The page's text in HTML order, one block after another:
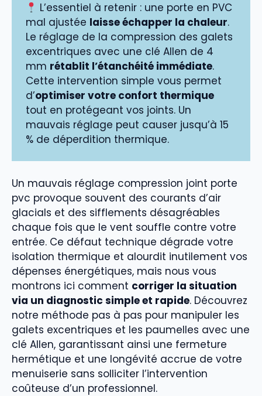
L’essentiel à retenir : une porte en PVC
mal ajustée laisse échapper la chaleur.
Le réglage de la compression des galets
excentriques avec une clé Allen de 4
mm rétablit l’étanchéité immédiate.
Cette intervention simple vous permet
d’optimiser votre confort thermique
tout en protégeant vos joints. Un
mauvais réglage peut causer jusqu’à 15
% de déperdition thermique.
Un mauvais réglage compression joint porte
pvc provoque souvent des courants d’air
glacials et des sifflements désagréables
chaque fois que le vent souffle contre votre
entrée. Ce défaut technique dégrade votre
isolation thermique et alourdit inutilement vos
dépenses énergétiques, mais nous vous
montrons ici comment corriger la situation
via un diagnostic simple et rapide. Découvrez
notre méthode pas à pas pour manipuler les
galets excentriques et les paumelles avec une
clé Allen, garantissant ainsi une fermeture
hermétique et une longévité accrue de votre
menuiserie sans solliciter l’intervention
coûteuse d’un professionnel.